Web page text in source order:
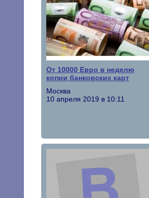
От 10000 Евро в неделю
копии банковских карт
Москва
10 апреля 2019 в 10:11